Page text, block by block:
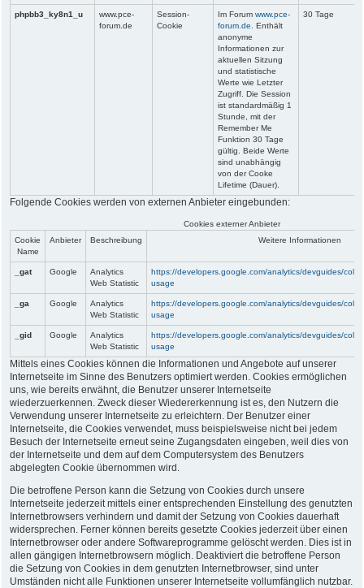
phpbb3_ky8n1_u
www.pce-
forum.de
Session-
Cookie
Im Forum www.pce-
forum.de.
Enthält
anonyme
Informationen zur
aktuellen Sitzung
und statistische
Werte wie Letzter
Zugriff. Die Session
ist standardmäßig 1
Stunde, mit der
Remember Me
Funktion 30 Tage
gültig. Beide Werte
sind unabhängig
von der Cooke
Lifetime (Dauer).
30 Tage
Folgende Cookies werden von externen Anbieter eingebunden:
Cookies externer Anbieter
Cookie
Name
Anbieter Beschreibung Weitere Informationen
_gat Google
Analytics
Web Statistic
https://developers.google.com/analytics/devguides/
usage
_ga Google
Analytics
Web Statistic
https://developers.google.com/analytics/devguides/
usage
_gid Google
Analytics
Web Statistic
https://developers.google.com/analytics/devguides/
usage
Mittels eines Cookies können die Informationen und Angebote auf unserer
Internetseite im Sinne des Benutzers optimiert werden. Cookies ermöglichen
uns, wie bereits erwähnt, die Benutzer unserer Internetseite
wiederzuerkennen. Zweck dieser Wiedererkennung ist es, den Nutzern die
Verwendung unserer Internetseite zu erleichtern. Der Benutzer einer
Internetseite, die Cookies verwendet, muss beispielsweise nicht bei jedem
Besuch der Internetseite erneut seine Zugangsdaten eingeben, weil dies von
der Internetseite und dem auf dem Computersystem des Benutzers
abgelegten Cookie übernommen wird.
Die betroffene Person kann die Setzung von Cookies durch unsere
Internetseite jederzeit mittels einer entsprechenden Einstellung des genutzten
Internetbrowsers verhindern und damit der Setzung von Cookies dauerhaft
widersprechen. Ferner können bereits gesetzte Cookies jederzeit über einen
Internetbrowser oder andere Softwareprogramme gelöscht werden. Dies ist in
allen gängigen Internetbrowsern möglich. Deaktiviert die betroffene Person
die Setzung von Cookies in dem genutzten Internetbrowser, sind unter
Umständen nicht alle Funktionen unserer Internetseite vollumfänglich nutzbar.